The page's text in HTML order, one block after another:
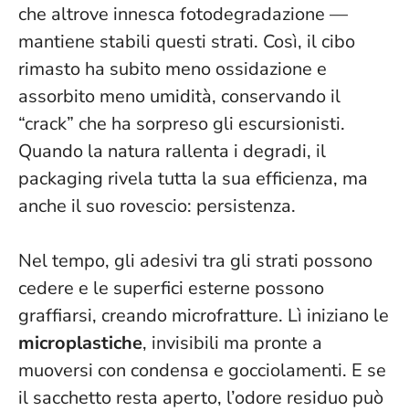
che altrove innesca fotodegradazione —
mantiene stabili questi strati. Così, il cibo
rimasto ha subito meno ossidazione e
assorbito meno umidità, conservando il
“crack” che ha sorpreso gli escursionisti.
Quando la natura rallenta i degradi, il
packaging rivela tutta la sua efficienza, ma
anche il suo rovescio: persistenza.
Nel tempo, gli adesivi tra gli strati possono
cedere e le superfici esterne possono
graffiarsi, creando microfratture. Lì iniziano le
microplastiche, invisibili ma pronte a
muoversi con condensa e gocciolamenti. E se
il sacchetto resta aperto, l’odore residuo può